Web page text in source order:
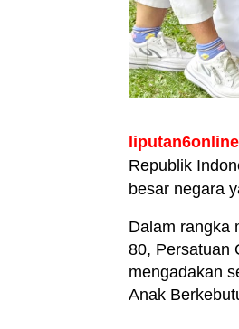
Republik
besar negara
Dalam rangka
80, Persatuan
mengadakan
Anak